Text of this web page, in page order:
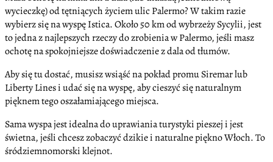
wycieczkę) od tętniących życiem ulic Palermo? W takim razie
wybierz się na wyspę Istica. Około 50 km od wybrzeży Sycylii, jest
to jedna z najlepszych rzeczy do zrobienia w Palermo, jeśli masz
ochotę na spokojniejsze doświadczenie z dala od tłumów.
Aby się tu dostać, musisz wsiąść na pokład promu Siremar lub
Liberty Lines i udać się na wyspę, aby cieszyć się naturalnym
pięknem tego oszałamiającego miejsca.
Sama wyspa jest idealna do uprawiania turystyki pieszej i jest
świetna, jeśli chcesz zobaczyć dzikie i naturalne piękno Włoch. To
śródziemnomorski klejnot.